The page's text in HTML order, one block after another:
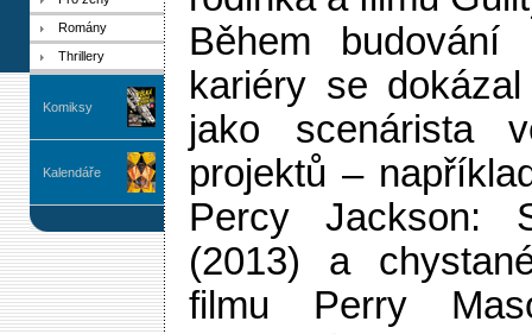
Romány
Thrillery
Komiksy
Kalendáře
Během budování
kariéry se
jako scenárista
projektů –
Percy Jackson:
(2013) a
filmu Perry